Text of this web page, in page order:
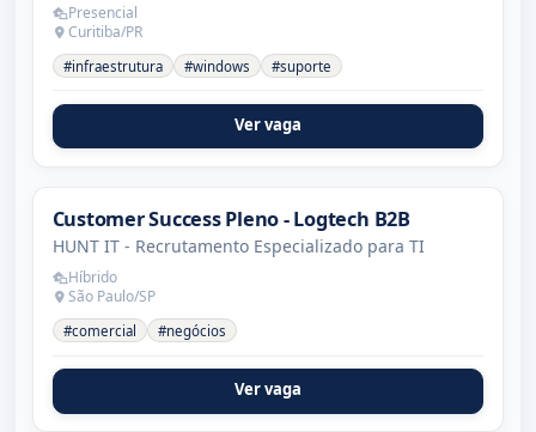
Presencial
Curitiba/PR
#infraestrutura #windows #suporte
Ver vaga
Customer Success Pleno - Logtech B2B
HUNT IT - Recrutamento Especializado para TI
Híbrido
São Paulo/SP
#comercial #negócios
Ver vaga